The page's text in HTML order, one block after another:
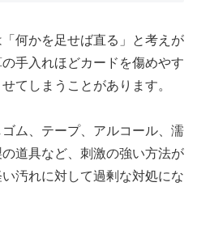
何かを足せば直る」と考えが
手入れほどカードを傷めやす
てしまうことがあります。
ム、テープ、アルコール、濡
道具など、刺激の強い方法が
汚れに対して過剰な対処にな